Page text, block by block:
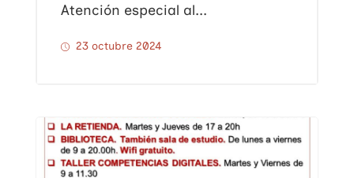
Atención especial al...
23 octubre 2024